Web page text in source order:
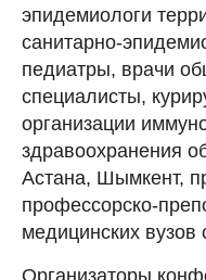
эпидемиологи
санитарно-
педиатры, врачи
специалисты,
организации
здравоохранения
Астана, Шымкент,
профессорско-
медицинских вузов
Организаторы